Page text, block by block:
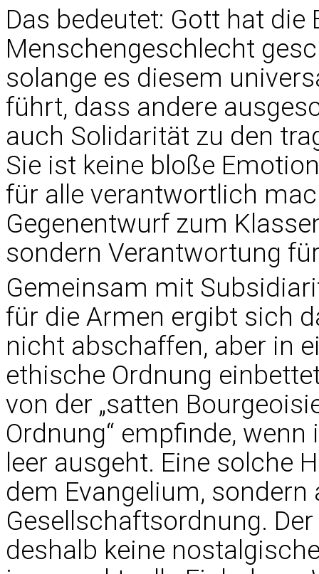
Das bedeutet: Gott hat
Menschengeschlecht
solange es diesem
führt, dass andere
auch Solidarität zu den
Sie ist keine bloße
für alle verantwortlich
Gegenentwurf zum
sondern Verantwortung
Gemeinsam mit
für die Armen ergibt sich
nicht abschaffen, aber in
ethische Ordnung
von der „satten
Ordnung“ empfinde,
leer ausgeht. Eine solche
dem Evangelium,
Gesellschaftsordnung.
deshalb keine